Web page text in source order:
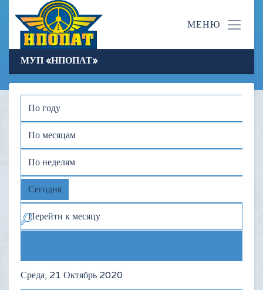
МУП «НПОПАТ»
По году
По месяцам
По неделям
Сегодня
Перейти к месяцу
Среда, 21 Октябрь 2020